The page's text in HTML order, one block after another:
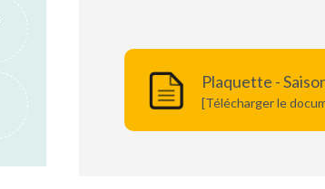
Plaquette -
[Télécharger le